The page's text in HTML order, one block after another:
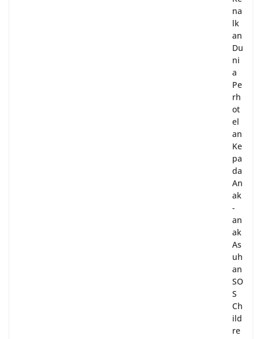
na
lk
an
Du
ni
a
Pe
rh
ot
el
an
Ke
pa
da
An
ak
-
an
ak
As
uh
an
SO
S
Ch
ild
re